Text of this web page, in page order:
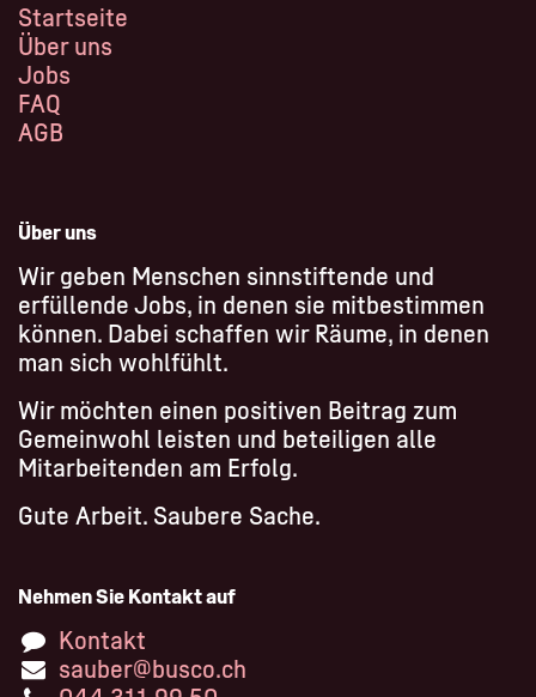
Startseite
Über uns
Jobs
FAQ
AGB
Über uns
Wir geben Menschen sinnstiftende und
erfüllende Jobs, in denen sie mitbestimmen
können. Dabei schaffen wir Räume, in denen
man sich wohlfühlt.
Wir möchten einen positiven Beitrag zum
Gemeinwohl leisten und beteiligen alle
Mitarbeitenden am Erfolg.
Gute Arbeit. Saubere Sache.
Nehmen Sie Kontakt auf
Kontakt
sauber@busco.ch